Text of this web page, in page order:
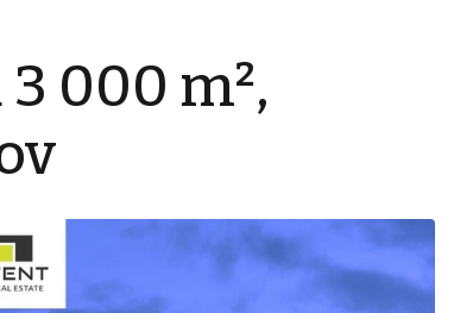
000 m²,